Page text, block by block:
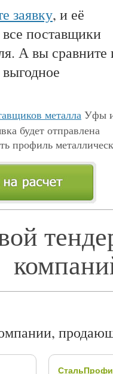
заявку, и её
все поставщики
А вы сравните
металла Уфы
будет отправлена
профиль